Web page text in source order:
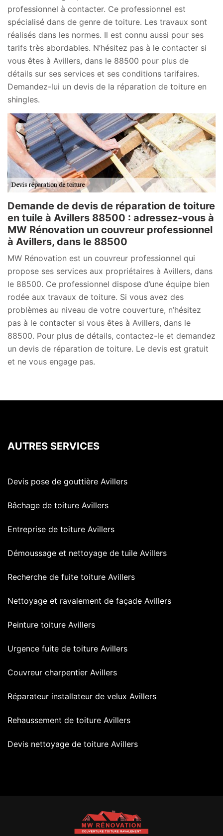
professionnel à contacter. Ce professionnel est
spécialisé dans de genre de toiture. Les travaux sont
réalisés dans les normes. Il est connu aussi pour ses
tarifs très abordables. N’hésitez pas à le contacter si
vous êtes à Avillers, dans le 88500 pour plus de
détails sur ses services et ses conditions tarifaires.
Demandez-lui un devis de la réparation de toiture en
shingles.
Demande de devis de réparation de toiture
en tuile à Avillers 88500 : adressez-vous à
MW Rénovation un couvreur professionnel
à Avillers, dans le 88500
MW Rénovation est un couvreur professionnel qui
propose ses services aux propriétaires à Avillers, dans
le 88500. Ce professionnel dispose d’une équipe bien
rodée aux travaux de toiture. Si vous avez des
problèmes au niveau de votre couverture, n’hésitez
pas à le contacter si vous êtes à Avillers, dans le
88500. Pour plus de détails, contactez-le et demandez
un devis de réparation de toiture. Le devis est gratuit
et ne vous engage pas.
AUTRES SERVICES
Devis pose de gouttière Avillers
Bâchage de toiture Avillers
Entreprise de toiture Avillers
Démoussage et nettoyage de tuile Avillers
Recherche de fuite toiture Avillers
Nettoyage et ravalement de façade Avillers
Peinture toiture Avillers
Urgence fuite de toiture Avillers
Couvreur charpentier Avillers
Réparateur installateur de velux Avillers
Rehaussement de toiture Avillers
Devis nettoyage de toiture Avillers